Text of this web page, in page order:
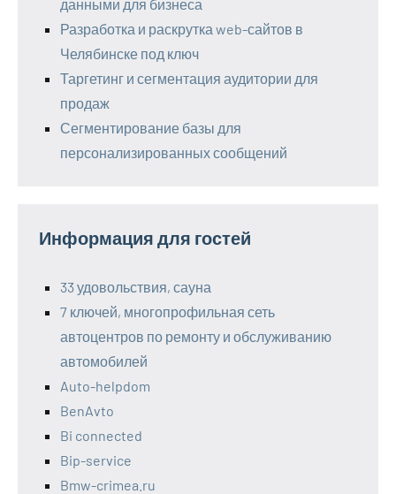
данными для бизнеса
Разработка и раскрутка web-сайтов в
Челябинске под ключ
Таргетинг и сегментация аудитории для
продаж
Сегментирование базы для
персонализированных сообщений
Информация для гостей
33 удовольствия, сауна
7 ключей, многопрофильная сеть
автоцентров по ремонту и обслуживанию
автомобилей
Auto-helpdom
BenAvto
Bi connected
Bip-service
Bmw-crimea.ru